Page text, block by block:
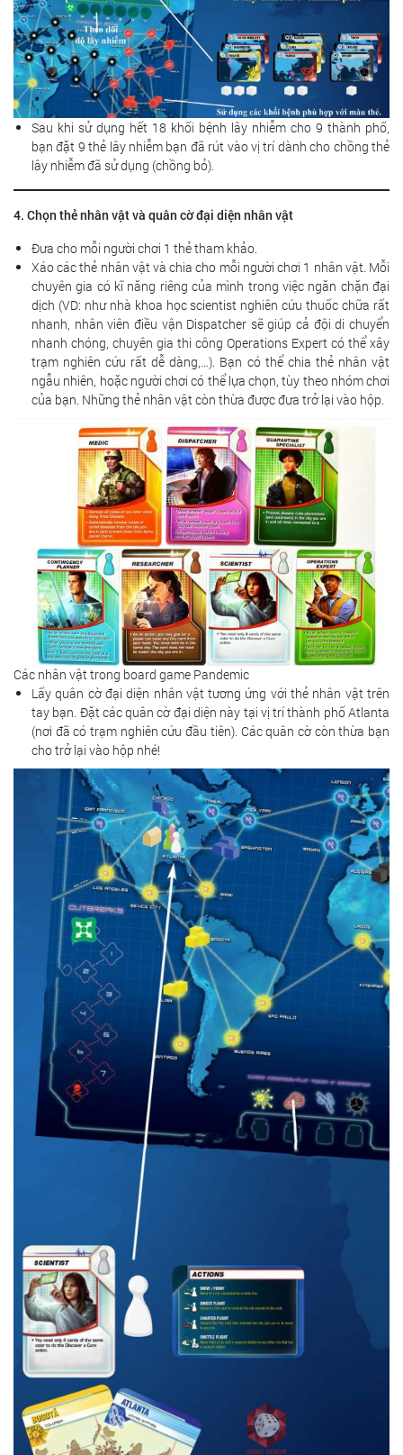
Sau khi sử dụng hết 18 khối bệnh lây nhiễm cho 9 thành phố,
bạn đặt 9 thẻ lây nhiễm bạn đã rút vào vị trí dành cho chồng thẻ
lây nhiễm đã sử dụng (chồng bỏ).
4. Chọn thẻ nhân vật và quân cờ đại diện nhân vật
Đưa cho mỗi người chơi 1 thẻ tham khảo.
Xáo các thẻ nhân vật và chia cho mỗi người chơi 1 nhân vật. Mỗi
chuyên gia có kĩ năng riêng của mình trong việc ngăn chặn đại
dịch (VD: như nhà khoa học scientist nghiên cứu thuốc chữa rất
nhanh, nhân viên điều vận Dispatcher sẽ giúp cả đội di chuyển
nhanh chóng, chuyên gia thi công Operations Expert có thể xây
trạm nghiên cứu rất dễ dàng,…). Bạn có thể chia thẻ nhân vật
ngẫu nhiên, hoặc người chơi có thể lựa chọn, tùy theo nhóm chơi
của bạn. Những thẻ nhân vật còn thừa được đưa trở lại vào hộp.
Các nhân vật trong board game Pandemic
Lấy quân cờ đại diện nhân vật tương ứng với thẻ nhân vật trên
tay bạn. Đặt các quân cờ đại diện này tại vị trí thành phố Atlanta
(nơi đã có trạm nghiên cứu đầu tiên). Các quân cờ còn thừa bạn
cho trở lại vào hộp nhé!